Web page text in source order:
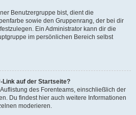
Benutzergruppe bist, dient die
sowie den Gruppenrang, der bei dir
Ein Administrator kann dir die
im persönlichen Bereich selbst
Link auf der Startseite?
des Forenteams, einschließlich der
Du findest hier auch weitere Informationen
moderieren.